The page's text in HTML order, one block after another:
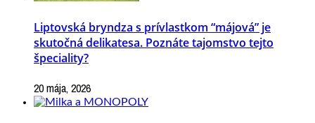
Liptovská bryndza s prívlastkom “májová” je
skutočná delikatesa. Poznáte tajomstvo tejto
špeciality?
20 mája, 2026